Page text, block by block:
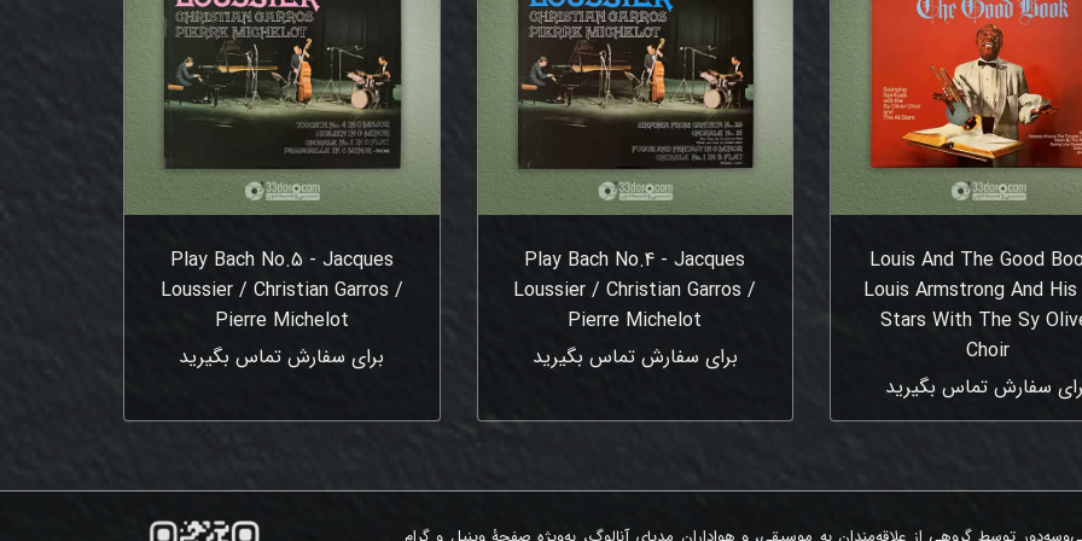
Louis And The Good
Louis Armstrong And
Stars With The Sy
Choir
سفارش تماس بگیرید
Play Bach No.4 - Jacques
Loussier / Christian Garros /
Pierre Michelot
برای سفارش تماس بگیرید
Play Bach No.5 - Jacques
Loussier / Christian Garros /
Pierre Michelot
برای سفارش تماس بگیرید